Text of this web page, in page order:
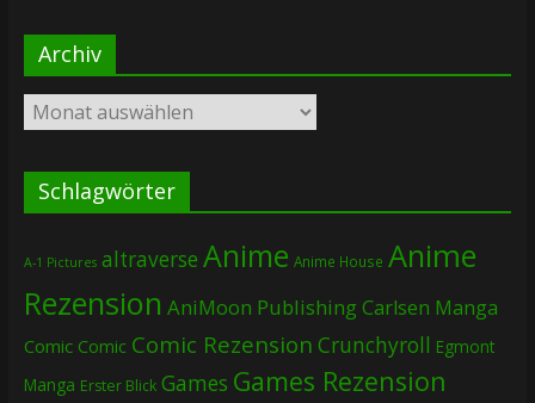
Archiv
Archiv
Schlagwörter
A-1 Pictures altraverse Anime Anime House Anime
Rezension AniMoon PublishingCarlsen Manga
Comic Comic Comic Rezension Crunchyroll Egmont
Manga Erster Blick Games Games Rezension